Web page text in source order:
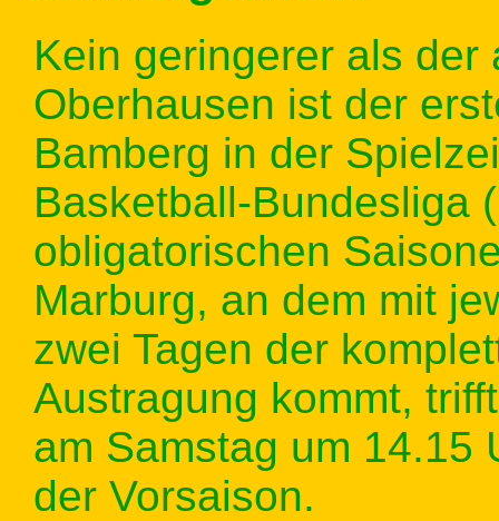
Kein geringerer als
Oberhausen ist der
Bamberg in der
Basketball-Bundesliga
obligatorischen
Marburg, an dem mit
zwei Tagen der
Austragung kommt,
am Samstag um 14.15
der Vorsaison.